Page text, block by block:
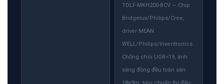
TDLF-MKH200-BCV — Chip
Bridgelux/Philips/Cree,
driver MEAN
WELL/Philips/Inventronics.
Chống chói UGR<19, ánh
sáng đồng đều toàn sân
18×9m, tiêu chuẩn thi đấu